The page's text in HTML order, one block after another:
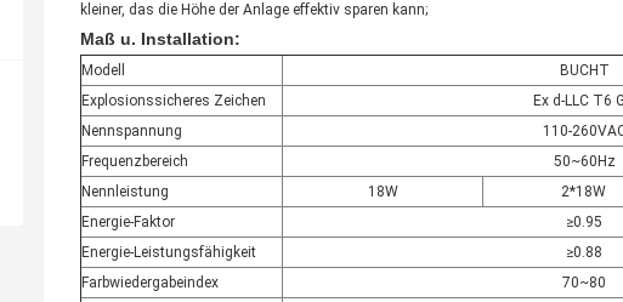
kleiner, das die Höhe der Anlage effektiv sparen kann;
Maß u. Installation:
Modell
BUCHT
Explosionssicheres Zeichen
Ex d-LLC T6
Nennspannung
110-
Frequenzbereich
50~60Hz
Nennleistung
18W
2*18W
Energie-Faktor
≥0.95
Energie-Leistungsfähigkeit
≥0.88
Farbwiedergabeindex
70~80